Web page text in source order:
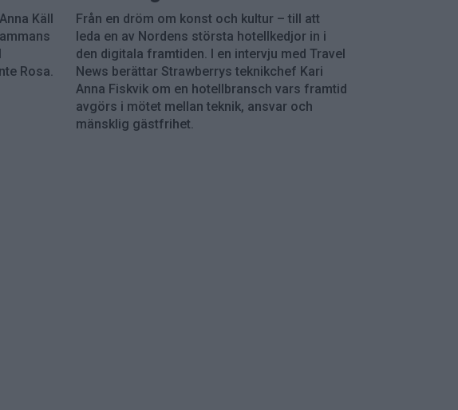
Käll
Rosa.
Från en dröm om konst och kultur – till att
leda en av Nordens största hotellkedjor in i
den digitala framtiden. I en intervju med Travel
News berättar Strawberrys teknikchef Kari
Anna Fiskvik om en hotellbransch vars framtid
avgörs i mötet mellan teknik, ansvar och
mänsklig gästfrihet.